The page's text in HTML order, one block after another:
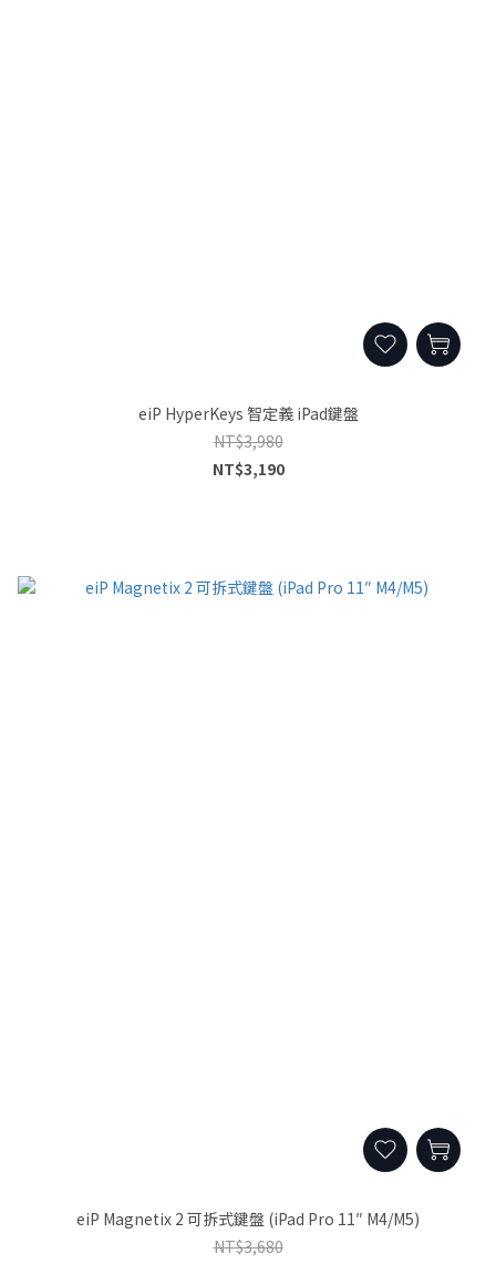
eiP HyperKeys 智定義 iPad鍵盤
NT$3,980
NT$3,190
eiP Magnetix 2 可拆式鍵盤 (iPad Pro 11″ M4/M5)
NT$3,680